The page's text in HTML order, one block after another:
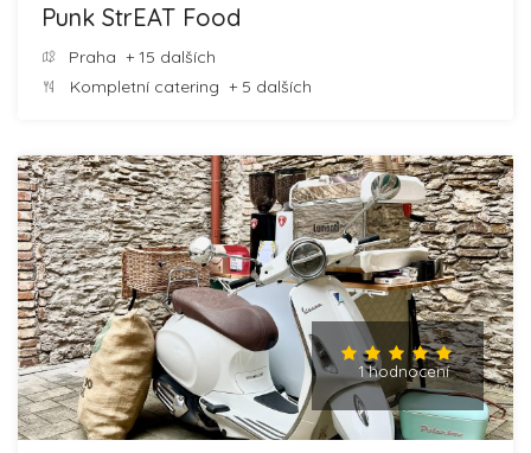
Punk StrEAT Food
Praha + 15 dalších
Kompletní catering + 5 dalších
1 hodnocení